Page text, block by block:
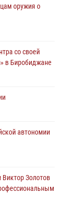
оружия о
со своей
в Биробиджане
автономии
Виктор Золотов